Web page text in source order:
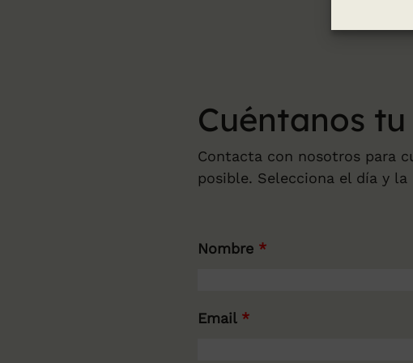
Cuéntanos tu
Contacta con nosotros para
posible. Selecciona el día y
Nombre *
Email *